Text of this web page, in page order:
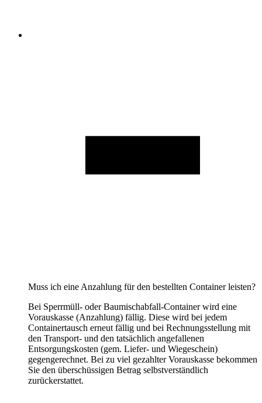
Muss ich eine Anzahlung für den bestellten Container leisten?
Bei Sperrmüll- oder Baumischabfall-Container wird eine
Vorauskasse (Anzahlung) fällig. Diese wird bei jedem
Containertausch erneut fällig und bei Rechnungsstellung mit
den Transport- und den tatsächlich angefallenen
Entsorgungskosten (gem. Liefer- und Wiegeschein)
gegengerechnet. Bei zu viel gezahlter Vorauskasse bekommen
Sie den überschüssigen Betrag selbstverständlich
zurückerstattet.